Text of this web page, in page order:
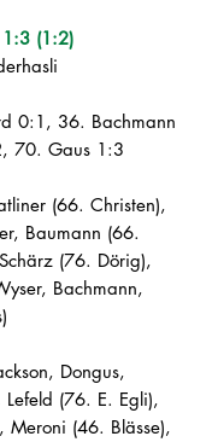
1:3 (1:2)
0:1, 36. Bachmann
70. Gaus 1:3
(66. Christen),
Baumann (66.
(76. Dörig),
Bachmann,
Dongus,
(76. E. Egli),
Meroni (46. Blässe),